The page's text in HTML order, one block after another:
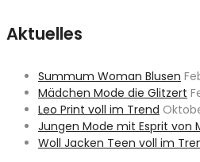
Aktuelles
Summum Woman Blusen
Mädchen Mode die Glitzert
Leo Print voll im Trend
Jungen Mode mit Esprit von
Woll Jacken Teen voll im